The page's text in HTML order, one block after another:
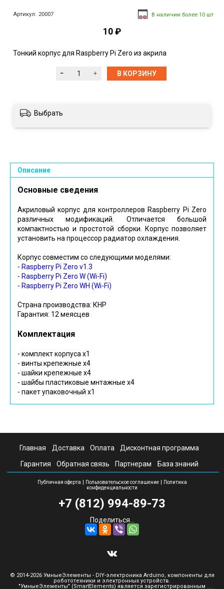
Артикул: 20007 В наличии более 10 шт
10 ₽
Тонкий корпус для Raspberry Pi Zero из акрила
В КОРЗИНУ
Выбрать
Описание
Основные сведения
Акриловый корпус для контроллеров Raspberry Pi Zero
различных модификаций. Отличается большой
компактностью и простотой сборки. Корпус позволяет
установить на процессор радиатор охлаждения.
Корпус совместим со следующими моделями:
- Raspberry Pi Zero v1.3
- Raspberry Pi Zero W (Wi-Fi)
- Raspberry Pi Zero WH (Wi-Fi)
Страна производства: КНР
Гарантия: 12 меясцев
Комплектация
- комплект корпуса х1
- винты крепежные х4
- шайки крепежные х4
- шайбы пластиковые мнтажные х4
- пакет упаковочный х1
Главная Доставка Оплата Дисконтная программа
Гарантия Обратная связь Партнерам База знаний
Публичная оферта | Пользовательское соглашение| Политика
конфиденциальности
Поделиться...
+7 (812) 994-89-73
© 2014-2026 УмныеЭлементы - DIY-электроника Arduino, компоненты для
робототехники и электронных устройств.
"УмныеЭлементы" (SmartElements) является зарегистрированным